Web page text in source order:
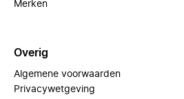
Merken
Overig
Algemene voorwaarden
Privacywetgeving